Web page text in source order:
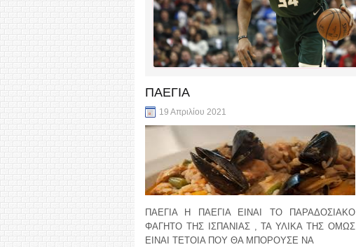
ΠΑΕΓΙΑ
19 Απριλίου 2021
ΠΑΕΓΙΑ Η ΠΑΕΓΙΑ ΕΙΝΑΙ ΤΟ ΠΑΡΑΔΟΣΙΑΚΟ
ΦΑΓΗΤΟ ΤΗΣ ΙΣΠΑΝΙΑΣ , ΤΑ ΥΛΙΚΑ ΤΗΣ ΟΜΩΣ
ΕΙΝΑΙ ΤΕΤΟΙΑ ΠΟΥ ΘΑ ΜΠΟΡΟΥΣΕ ΝΑ